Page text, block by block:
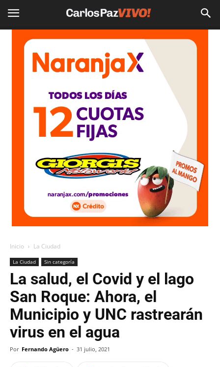
Inicio La Ciudad
La Ciudad Sin categoría
La salud, el Covid y el lago
San Roque: Ahora, el
Municipio y UNC rastrearán
virus en el agua
Por Fernando Agüero - 31 julio, 2021